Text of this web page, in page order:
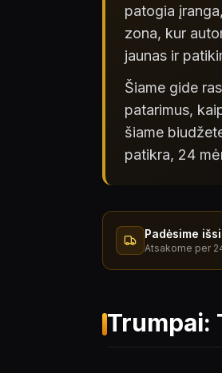
patogia
zona, kur
jaunas ir
Šiame gide
patarimus,
šiame
patikra, 24
Padėsime
Atsakome per
Trumpai: